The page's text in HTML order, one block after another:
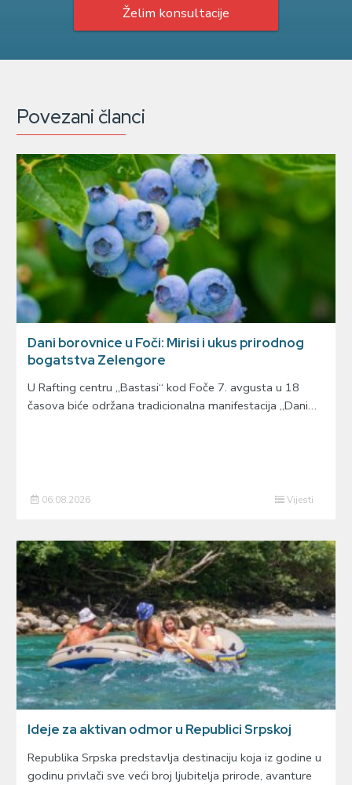
Želim konsultacije
Povezani članci
Dani borovnice u Foči: Mirisi i ukus prirodnog
bogatstva Zelengore
U Rafting centru „Bastasi“ kod Foče 7. avgusta u 18
časova biće održana tradicionalna manifestacija „Dani…
06.08.2026 Vijesti
Ideje za aktivan odmor u Republici Srpskoj
Republika Srpska predstavlja destinaciju koja iz godine u
godinu privlači sve veći broj ljubitelja prirode, avanture